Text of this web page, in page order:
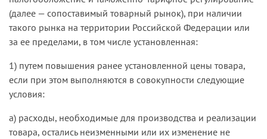
(далее — сопоставимый товарный рынок), при наличии
такого рынка на территории Российской Федерации или
за ее пределами, в том числе установленная:
1) путем повышения ранее установленной цены товара,
если при этом выполняются в совокупности следующие
условия:
а) расходы, необходимые для производства и реализации
товара, остались неизменными или их изменение не